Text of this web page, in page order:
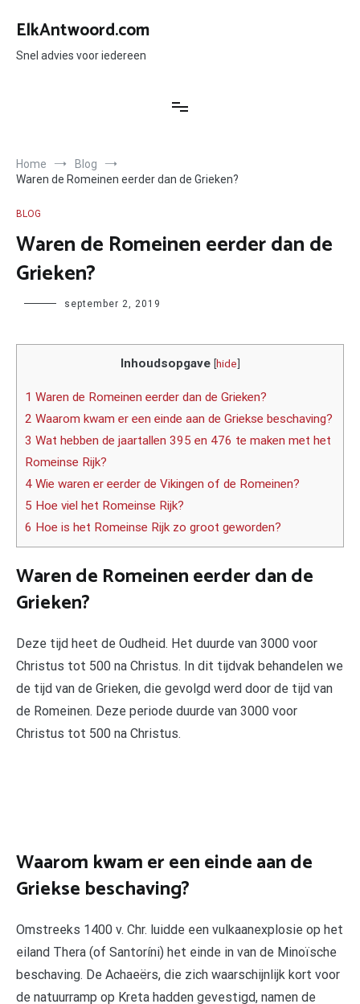
naar
inhoud
ElkAntwoord.com
Snel advies voor iedereen
Home
Blog
Waren de Romeinen eerder dan de Grieken?
BLOG
Waren de Romeinen eerder dan de
Grieken?
Author september 2, 2019
Inhoudsopgave [hide]
1 Waren de Romeinen eerder dan de Grieken?
2 Waarom kwam er een einde aan de Griekse beschaving?
3 Wat hebben de jaartallen 395 en 476 te maken met het
Romeinse Rijk?
4 Wie waren er eerder de Vikingen of de Romeinen?
5 Hoe viel het Romeinse Rijk?
6 Hoe is het Romeinse Rijk zo groot geworden?
Waren de Romeinen eerder dan de
Grieken?
Deze tijd heet de Oudheid. Het duurde van 3000 voor
Christus tot 500 na Christus. In dit tijdvak behandelen we
de tijd van de Grieken, die gevolgd werd door de tijd van
de Romeinen. Deze periode duurde van 3000 voor
Christus tot 500 na Christus.
Waarom kwam er een einde aan de
Griekse beschaving?
Omstreeks 1400 v. Chr. luidde een vulkaanexplosie op het
eiland Thera (of Santoríni) het einde in van de Minoïsche
beschaving. De Achaeërs, die zich waarschijnlijk kort voor
de natuurramp op Kreta hadden gevestigd, namen de